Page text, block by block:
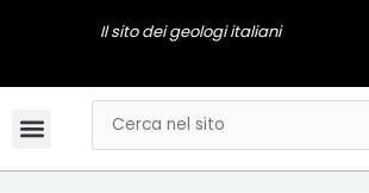
Il sito dei geologi italiani
Menu Cerca
articoli